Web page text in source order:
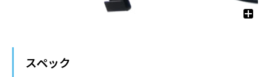
スペック